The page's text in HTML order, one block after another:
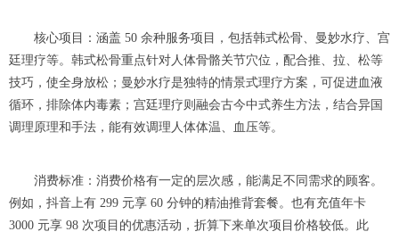
核心项目：涵盖 50 余种服务项目，包括韩式松骨、曼妙水疗、宫
廷理疗等。韩式松骨重点针对人体骨骼关节穴位，配合推、拉、松等
技巧，使全身放松；曼妙水疗是独特的情景式理疗方案，可促进血液
循环，排除体内毒素；宫廷理疗则融会古今中式养生方法，结合异国
调理原理和手法，能有效调理人体体温、血压等。
消费标准：消费价格有一定的层次感，能满足不同需求的顾客。
例如，抖音上有 299 元享 60 分钟的精油推背套餐。也有充值年卡
3000 元享 98 次项目的优惠活动，折算下来单次项目价格较低。此